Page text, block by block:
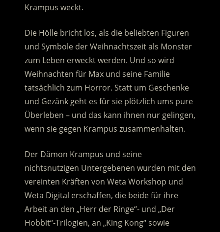
Krampus weckt.
Die Hölle bricht los, als die beliebten Figuren
und Symbole der Weihnachtszeit als Monster
zum Leben erweckt werden. Und so wird
Weihnachten für Max und seine Familie
tatsächlich zum Horror. Statt um Geschenke
und Gezänk geht es für sie plötzlich ums pure
Überleben – und das kann ihnen nur gelingen,
wenn sie gegen Krampus zusammenhalten.
Der Dämon Krampus und seine
nichtsnutzigen Untergebenen wurden mit den
vereinten Kräften von Weta Workshop und
Weta Digital erschaffen, die beide für ihre
Arbeit an den „Herr der Ringe“- und „Der
Hobbit“-Trilogien, an „King Kong“ sowie